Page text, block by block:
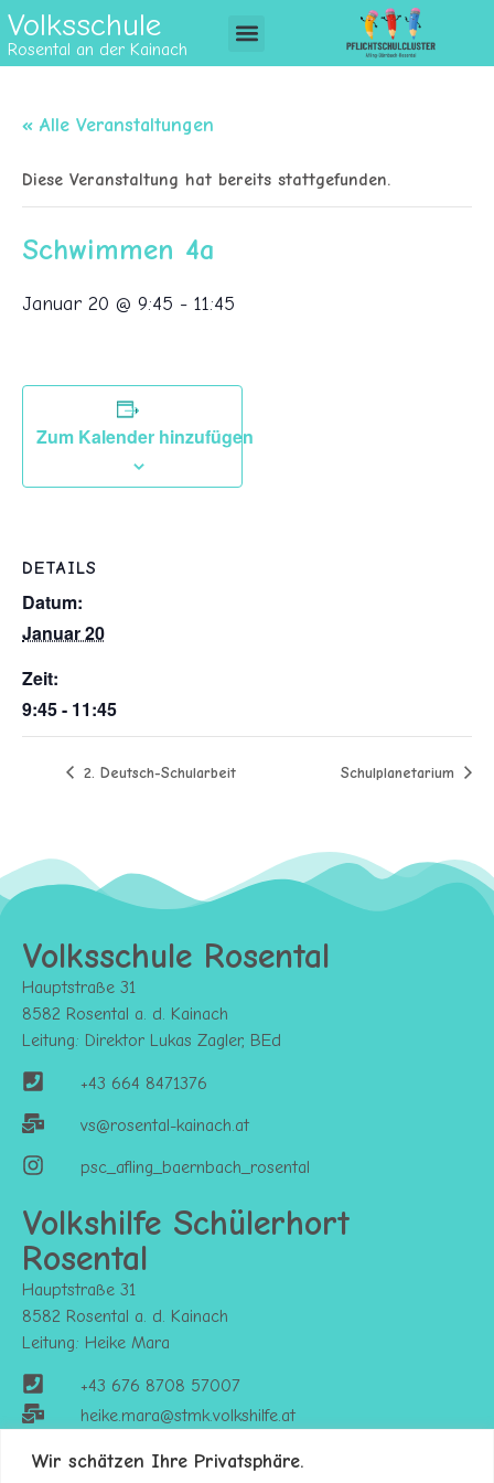
Wir schätzen Ihre Privatsphäre.
Volksschule
Rosental an der Kainach
« Alle Veranstaltungen
Diese Veranstaltung hat bereits stattgefunden.
Schwimmen 4a
Januar 20 @ 9:45 - 11:45
Zum Kalender hinzufügen
DETAILS
Datum:
Januar 20
Zeit:
9:45 - 11:45
2. Deutsch-Schularbeit Schulplanetarium
Volksschule Rosental
Hauptstraße 31
8582 Rosental a. d. Kainach
Leitung: Direktor Lukas Zagler, BEd
+43 664 8471376
vs@rosental-kainach.at
psc_afling_baernbach_rosental
Volkshilfe Schülerhort
Rosental
Hauptstraße 31
8582 Rosental a. d. Kainach
Leitung: Heike Mara
+43 676 8708 57007
heike.mara@stmk.volkshilfe.at
https://stmk.volkshilfe.at/kinderbetreuung